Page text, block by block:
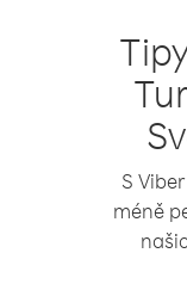
S
méně